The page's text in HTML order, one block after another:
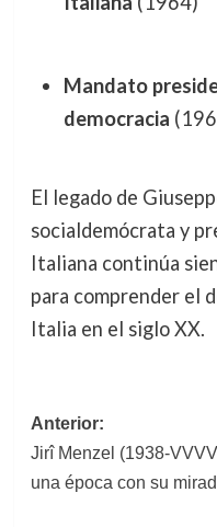
Mandato
democracia
El legado de
socialdemócrata y
Italiana continúa
para comprender el
Italia en el siglo XX.
Navegación
de
entradas
Anterior:
Jirî Menzel (1938-
una época con su